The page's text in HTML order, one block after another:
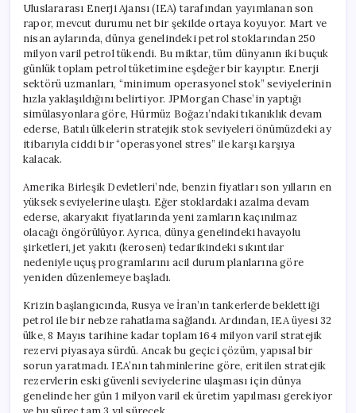
Uluslararası Enerji Ajansı (IEA) tarafından yayımlanan son
rapor, mevcut durumu net bir şekilde ortaya koyuyor. Mart ve
nisan aylarında, dünya genelindeki petrol stoklarından 250
milyon varil petrol tükendi. Bu miktar, tüm dünyanın iki buçuk
günlük toplam petrol tüketimine eşdeğer bir kayıptır. Enerji
sektörü uzmanları, “minimum operasyonel stok” seviyelerinin
hızla yaklaşıldığını belirtiyor. JPMorgan Chase’in yaptığı
simülasyonlara göre, Hürmüz Boğazı’ndaki tıkanıklık devam
ederse, Batılı ülkelerin stratejik stok seviyeleri önümüzdeki ay
itibarıyla ciddi bir “operasyonel stres” ile karşı karşıya
kalacak.
Amerika Birleşik Devletleri’nde, benzin fiyatları son yılların en
yüksek seviyelerine ulaştı. Eğer stoklardaki azalma devam
ederse, akaryakıt fiyatlarında yeni zamların kaçınılmaz
olacağı öngörülüyor. Ayrıca, dünya genelindeki havayolu
şirketleri, jet yakıtı (kerosen) tedarikindeki sıkıntılar
nedeniyle uçuş programlarını acil durum planlarına göre
yeniden düzenlemeye başladı.
Krizin başlangıcında, Rusya ve İran’ın tankerlerde beklettiği
petrol ile bir nebze rahatlama sağlandı. Ardından, IEA üyesi 32
ülke, 8 Mayıs tarihine kadar toplam 164 milyon varil stratejik
rezervi piyasaya sürdü. Ancak bu geçici çözüm, yapısal bir
sorun yaratmadı. IEA’nın tahminlerine göre, eritilen stratejik
rezervlerin eski güvenli seviyelerine ulaşması için dünya
genelinde her gün 1 milyon varil ek üretim yapılması gerekiyor